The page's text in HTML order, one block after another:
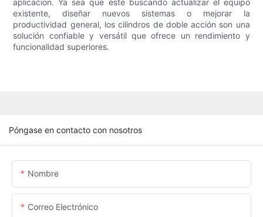
aplicación. Ya sea que esté buscando actualizar el equipo
existente, diseñar nuevos sistemas o mejorar la
productividad general, los cilindros de doble acción son una
solución confiable y versátil que ofrece un rendimiento y
funcionalidad superiores.
Póngase en contacto con nosotros
Nombre
Correo Electrónico